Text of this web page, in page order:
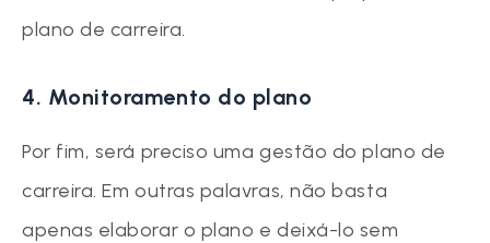
plano de carreira.
4. Monitoramento do plano
Por fim, será preciso uma gestão do plano de
carreira. Em outras palavras, não basta
apenas elaborar o plano e deixá-lo sem